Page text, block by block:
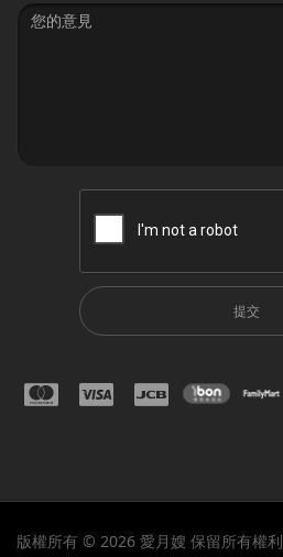
Message
提交
版權所有 © 2026 愛月嫂 保留所有權利